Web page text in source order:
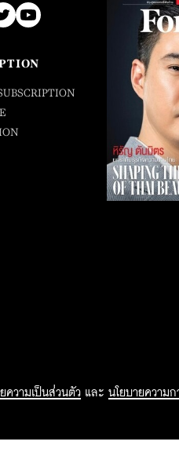
ความเป็นส่วนตัว และ นโยบายความก